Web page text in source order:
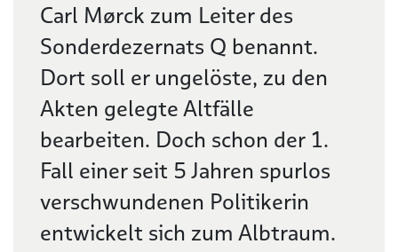
Carl Mørck zum Leiter des
Sonderdezernats Q benannt.
Dort soll er ungelöste, zu den
Akten gelegte Altfälle
bearbeiten. Doch schon der 1.
Fall einer seit 5 Jahren spurlos
verschwundenen Politikerin
entwickelt sich zum Albtraum.